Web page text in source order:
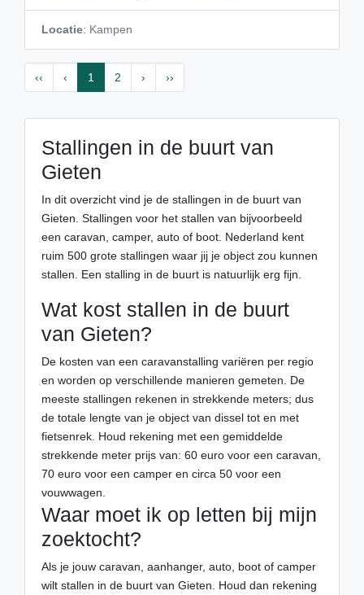
Locatie: Kampen
‹‹ ‹ 1 2 › ››
Stallingen in de buurt van
Gieten
In dit overzicht vind je de stallingen in de buurt van
Gieten. Stallingen voor het stallen van bijvoorbeeld
een caravan, camper, auto of boot. Nederland kent
ruim 500 grote stallingen waar jij je object zou kunnen
stallen. Een stalling in de buurt is natuurlijk erg fijn.
Wat kost stallen in de buurt
van Gieten?
De kosten van een caravanstalling variëren per regio
en worden op verschillende manieren gemeten. De
meeste stallingen rekenen in strekkende meters; dus
de totale lengte van je object van dissel tot en met
fietsenrek. Houd rekening met een gemiddelde
strekkende meter prijs van: 60 euro voor een caravan,
70 euro voor een camper en circa 50 voor een
vouwwagen.
Waar moet ik op letten bij mijn
zoektocht?
Als je jouw caravan, aanhanger, auto, boot of camper
wilt stallen in de buurt van Gieten. Houd dan rekening